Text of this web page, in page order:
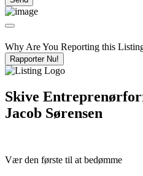
Why Are You Reporting this
Rapporter Nu!
Skive
Jacob Sørensen
Vær den første til at bedømme